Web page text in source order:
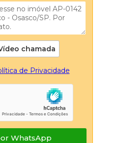
chamada
de Privacidade
WhatsApp